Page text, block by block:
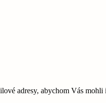
adresy, abychom Vás